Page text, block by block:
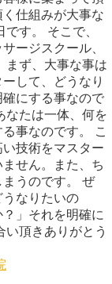
仕組みが大事な
す。 そこで、
ージスクール、
まず、大事な事は
して、どうなり
にする事なので
なたは一体、何を
事なのです。 こ
技術をマスター
せん。また、ち
うのです。 ぜ
なりたいの
」それを明確に
い頂きありがとう